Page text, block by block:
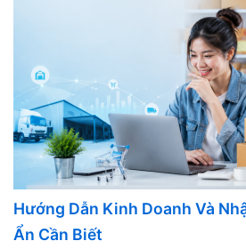
Hướng Dẫn Kinh Doanh Và
Ẩn Cần Biết